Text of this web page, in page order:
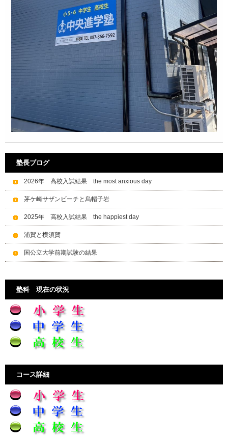
塾長ブログ
2026年 高校入試結果 the most anxious day
茅ケ崎サザンビーチと烏帽子岩
2025年 高校入試結果 the happiest day
浦賀と横須賀
国公立大学前期試験の結果
塾科 現在の状況
コース詳細